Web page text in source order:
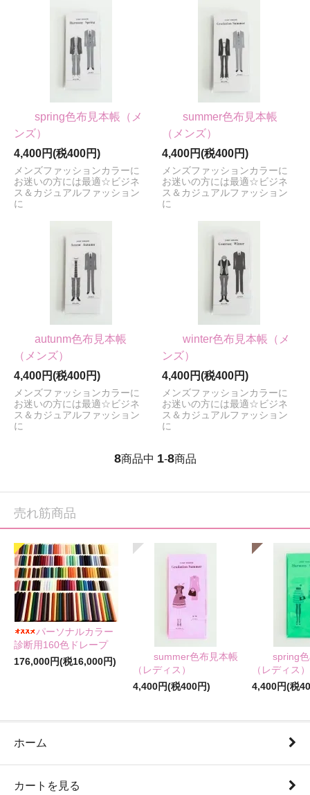
spring色布見本帳（メ
ンズ）
4,400円(税400円)
メンズファッションカラーに
お迷いの方には最適☆ビジネ
ス＆カジュアルファッション
に
summer色布見本帳
（メンズ）
4,400円(税400円)
メンズファッションカラーに
お迷いの方には最適☆ビジネ
ス＆カジュアルファッション
に
autunm色布見本帳
（メンズ）
4,400円(税400円)
メンズファッションカラーに
お迷いの方には最適☆ビジネ
ス＆カジュアルファッション
に
winter色布見本帳（メ
ンズ）
4,400円(税400円)
メンズファッションカラーに
お迷いの方には最適☆ビジネ
ス＆カジュアルファッション
に
8商品中 1-8商品
売れ筋商品
パーソナルカラー
診断用160色ドレープ
176,000円(税16,000円)
summer色布見本帳
（レディス）
4,400円(税400円)
spring
（レディス）
4,400円(税
ホーム
カートを見る